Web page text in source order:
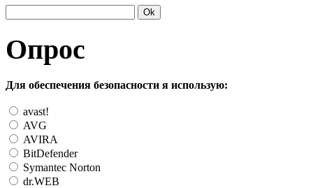
Опрос
Для обеспечения безопасности я использую:
avast!
AVG
AVIRA
BitDefender
Symantec Norton
dr.WEB